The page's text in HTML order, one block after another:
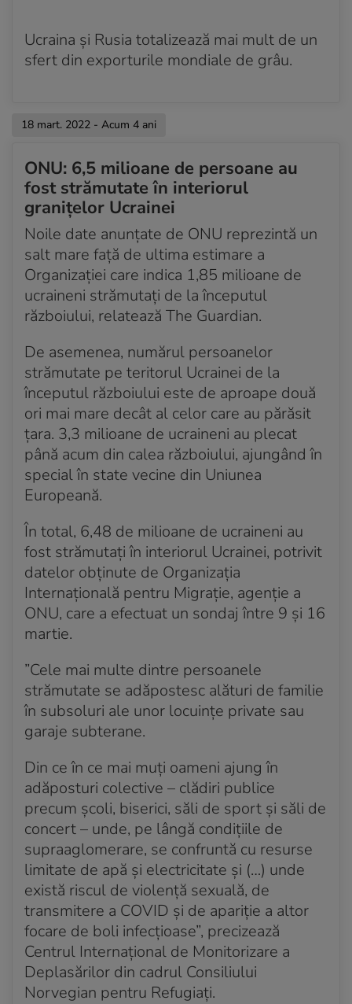
Ucraina și Rusia totalizează mai mult de un
sfert din exporturile mondiale de grâu.
18 mart. 2022 - Acum 4 ani
ONU: 6,5 milioane de persoane au
fost strămutate în interiorul
granițelor Ucrainei
Noile date anunțate de ONU reprezintă un
salt mare față de ultima estimare a
Organizației care indica 1,85 milioane de
ucraineni strămutați de la începutul
războiului, relatează The Guardian.
De asemenea, numărul persoanelor
strămutate pe teritorul Ucrainei de la
începutul războiului este de aproape două
ori mai mare decât al celor care au părăsit
țara. 3,3 milioane de ucraineni au plecat
până acum din calea războiului, ajungând în
special în state vecine din Uniunea
Europeană.
În total, 6,48 de milioane de ucraineni au
fost strămutați în interiorul Ucrainei, potrivit
datelor obținute de Organizația
Internațională pentru Migrație, agenție a
ONU, care a efectuat un sondaj între 9 și 16
martie.
”Cele mai multe dintre persoanele
strămutate se adăpostesc alături de familie
în subsoluri ale unor locuințe private sau
garaje subterane.
Din ce în ce mai muți oameni ajung în
adăposturi colective – clădiri publice
precum școli, biserici, săli de sport și săli de
concert – unde, pe lângă condițiile de
supraaglomerare, se confruntă cu resurse
limitate de apă și electricitate și (…) unde
există riscul de violență sexuală, de
transmitere a COVID și de apariție a altor
focare de boli infecțioase”, precizează
Centrul Internațional de Monitorizare a
Deplasărilor din cadrul Consiliului
Norvegian pentru Refugiați.